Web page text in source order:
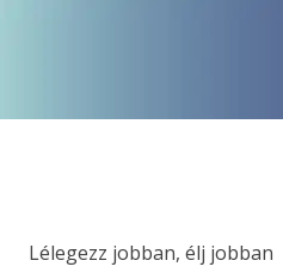
Lélegezz jobban, élj jobban